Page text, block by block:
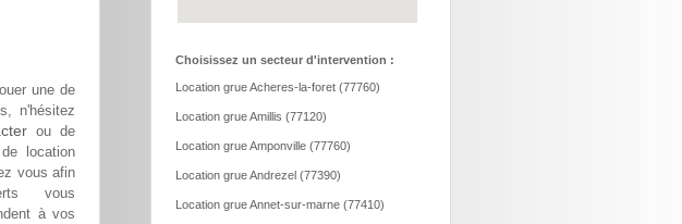
une de
n'hésitez
ou de
location
vous afin
vous
à vos
Choisissez un secteur d'intervention :
Location grue Acheres-la-foret (77760)
Location grue Amillis (77120)
Location grue Amponville (77760)
Location grue Andrezel (77390)
Location grue Annet-sur-marne (77410)